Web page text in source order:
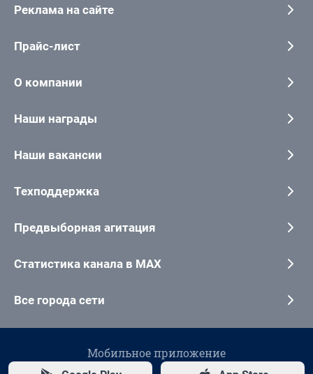
Реклама на сайте
Прайс-лист
О компании
Наши награды
Наши вакансии
Техподдержка
Предвыборная агитация
Статистика канала в MAX
Все города сети
Мобильное приложение